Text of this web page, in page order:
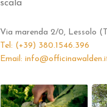
scala
Via marenda 2/0, Lessolo
Tel: (+39) 380.1546.396
Email: